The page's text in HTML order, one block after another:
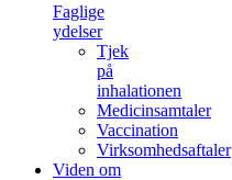
Faglige
ydelser
Tjek
på
inhalationen
Medicinsamtaler
Vaccination
Virksomhedsaftaler
Viden om